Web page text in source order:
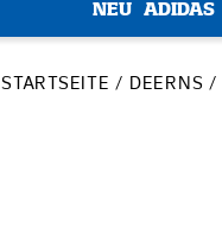
NEU ADIDAS
STARTSEITE / DEERNS /